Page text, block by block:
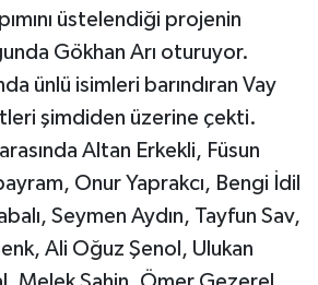
üstelendiği projenin
Gökhan Arı oturuyor.
ünlü isimleri barındıran Vay
şimdiden üzerine çekti.
Altan Erkekli, Füsun
Onur Yaprakcı, Bengi İdil
Seymen Aydın, Tayfun Sav,
Ali Oğuz Şenol, Ulukan